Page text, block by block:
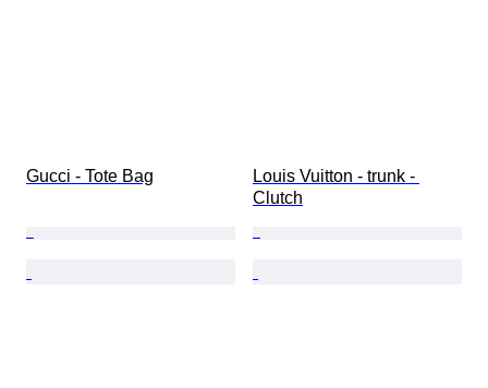
Gucci - Tote Bag
Louis Vuitton - trunk -
Clutch